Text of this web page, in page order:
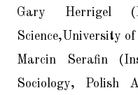
Gary Herrigel
Science,University
Marcin Serafin
Sociology, Polish